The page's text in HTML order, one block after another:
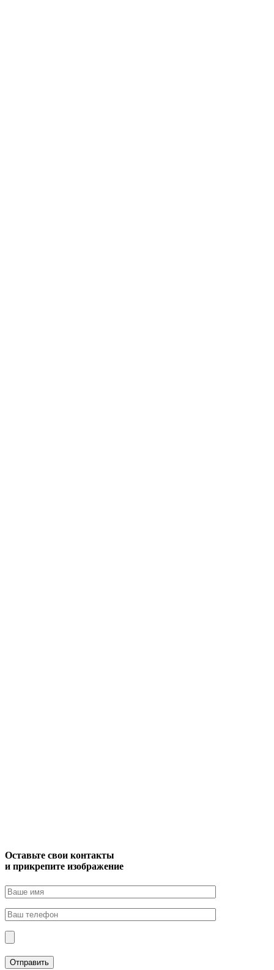
Оставьте свои контакты
и прикрепите изображение